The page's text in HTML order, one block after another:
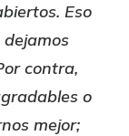
Eso
contra,
o
mejor;